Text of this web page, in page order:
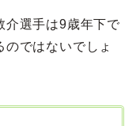
介選手は9歳年下で
ではないでしょ